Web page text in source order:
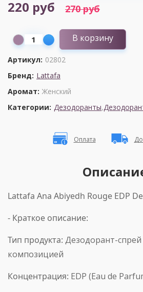
220 руб 270 руб
Артикул: 02802
Бренд: Lattafa
Аромат: Женский
Категории: Дезодоранты,
Оплата
Lattafa Ana Abiyedh Rouge EDP
- Краткое описание:
Тип продукта: Дезодорант-
композицией
Концентрация: EDP (Eau de